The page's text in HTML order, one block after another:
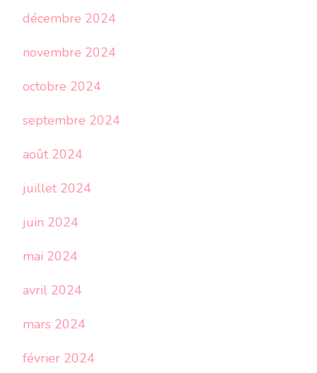
décembre 2024
novembre 2024
octobre 2024
septembre 2024
août 2024
juillet 2024
juin 2024
mai 2024
avril 2024
mars 2024
février 2024